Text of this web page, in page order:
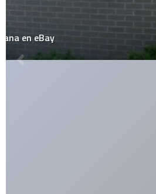
Imágenes satelitales censuradas